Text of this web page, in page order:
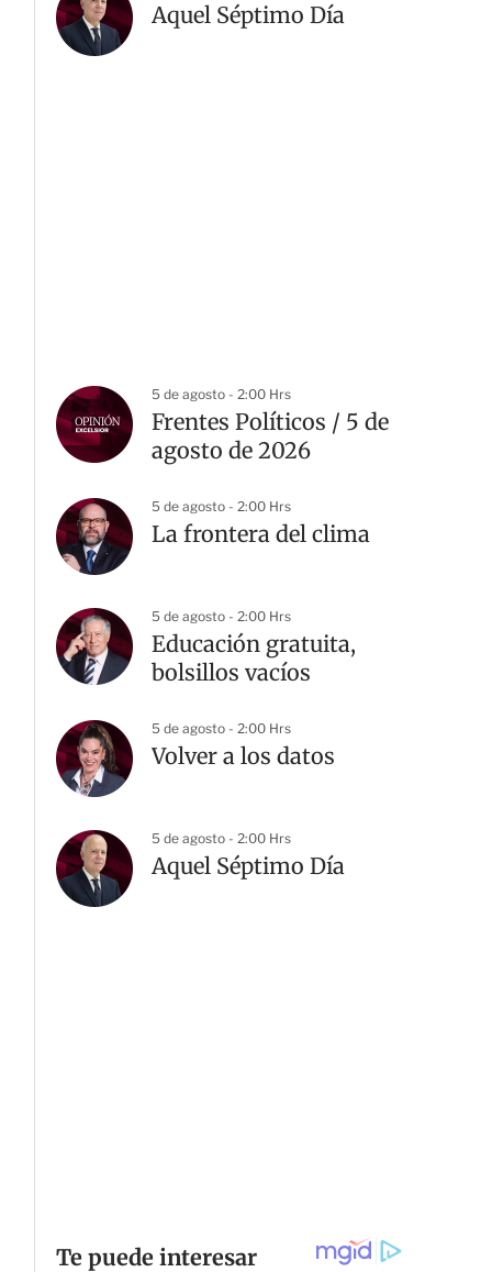
Aquel Séptimo Día
5 de agosto - 2:00 Hrs
Frentes Políticos / 5 de
agosto de 2026
5 de agosto - 2:00 Hrs
La frontera del clima
5 de agosto - 2:00 Hrs
Educación gratuita,
bolsillos vacíos
5 de agosto - 2:00 Hrs
Volver a los datos
5 de agosto - 2:00 Hrs
Aquel Séptimo Día